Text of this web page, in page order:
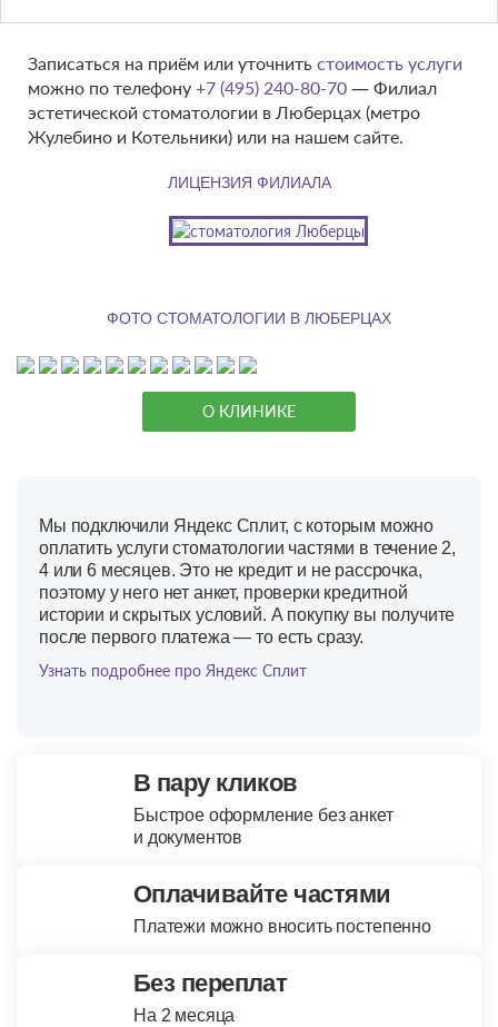
Записаться на приём или уточнить стоимость услуги
можно по телефону +7 (495) 240-80-70 — Филиал
эстетической стоматологии в Люберцах (метро
Жулебино и Котельники) или на нашем сайте.
ЛИЦЕНЗИЯ ФИЛИАЛА
ФОТО СТОМАТОЛОГИИ В ЛЮБЕРЦАХ
О КЛИНИКЕ
Мы подключили Яндекс Сплит, с которым можно
оплатить услуги стоматологии частями в течение 2,
4 или 6 месяцев. Это не кредит и не рассрочка,
поэтому у него нет анкет, проверки кредитной
истории и скрытых условий. А покупку вы получите
после первого платежа — то есть сразу.
Узнать подробнее про Яндекс Сплит
В пару кликов
Быстрое оформление без анкет
и документов
Оплачивайте частями
Платежи можно вносить постепенно
Без переплат
На 2 месяца